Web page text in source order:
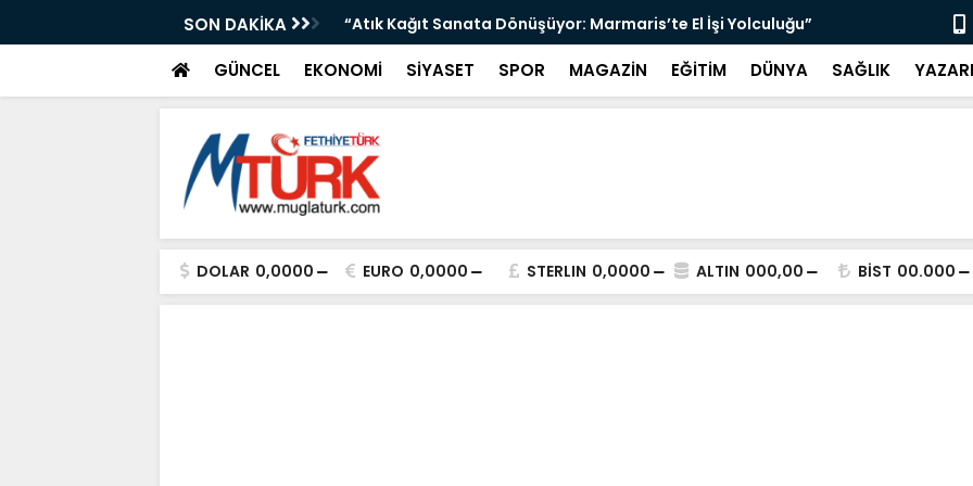
SON DAKİKA
Marmaris’te El İşi Yolculuğu” “Terörsüz Türkiye Yasası Yürürlüğe Girdi”
GÜNCEL EKONOMİ SİYASET SPOR MAGAZİN EĞİTİM DÜNYA SAĞLIK
DOLAR 0,0000 EURO 0,0000 STERLIN 0,0000 ALTIN 000,00 BİST 00.000